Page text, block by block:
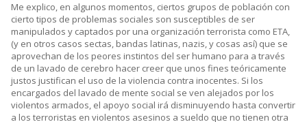
Me explico, en algunos momentos, ciertos grupos de población con
cierto tipos de problemas sociales son susceptibles de ser
manipulados y captados por una organización terrorista como ETA,
(y en otros casos sectas, bandas latinas, nazis, y cosas así) que se
aprovechan de los peores instintos del ser humano para a través
de un lavado de cerebro hacer creer que unos fines teóricamente
justos justifican el uso de la violencia contra inocentes. Si los
encargados del lavado de mente social se ven alejados por los
violentos armados, el apoyo social irá disminuyendo hasta convertir
a los terroristas en violentos asesinos a sueldo que no tienen otra